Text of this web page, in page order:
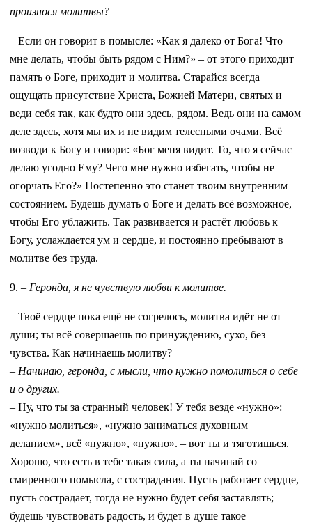
произнося молитвы?
– Если он говорит в помысле: «Как я далеко от Бога! Что
мне делать, чтобы быть рядом с Ним?» – от этого приходит
память о Боге, приходит и молитва. Старайся всегда
ощущать присутствие Христа, Божией Матери, святых и
веди себя так, как будто они здесь, рядом. Ведь они на самом
деле здесь, хотя мы их и не видим телесными очами. Всё
возводи к Богу и говори: «Бог меня видит. То, что я сейчас
делаю угодно Ему? Чего мне нужно избегать, чтобы не
огорчать Его?» Постепенно это станет твоим внутренним
состоянием. Будешь думать о Боге и делать всё возможное,
чтобы Его ублажить. Так развивается и растёт любовь к
Богу, услаждается ум и сердце, и постоянно пребывают в
молитве без труда.
9. – Геронда, я не чувствую любви к молитве.
– Твоё сердце пока ещё не согрелось, молитва идёт не от
души; ты всё совершаешь по принуждению, сухо, без
чувства. Как начинаешь молитву?
– Начинаю, геронда, с мысли, что нужно помолиться о себе
и о других.
– Ну, что ты за странный человек! У тебя везде «нужно»:
«нужно молиться», «нужно заниматься духовным
деланием», всё «нужно», «нужно». – вот ты и тяготишься.
Хорошо, что есть в тебе такая сила, а ты начинай со
смиренного помысла, с сострадания. Пусть работает сердце,
пусть сострадает, тогда не нужно будет себя заставлять;
будешь чувствовать радость, и будет в душе такое